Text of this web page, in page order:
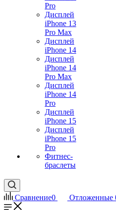
Pro
Дисплей
iPhone 13
Pro Max
Дисплей
iPhone 14
Дисплей
iPhone 14
Pro Max
Дисплей
iPhone 14
Pro
Дисплей
iPhone 15
Дисплей
iPhone 15
Pro
Фитнес-
браслеты
Сравнение0 Отложенные